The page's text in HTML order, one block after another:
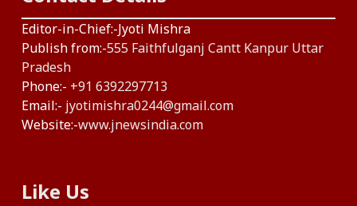
Editor-in-Chief:-Jyoti Mishra
Publish from:-555 Faithfulganj Cantt Kanpur Uttar
Pradesh
Phone:- +91 6392297713
Email:- jyotimishra0244@gmail.com
Website:-www.jnewsindia.com
Like Us